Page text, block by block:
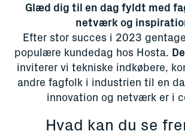
Glæd dig til en dag fyldt med
netværk og
Efter stor succes i 2023
populære kundedag hos Hosta.
inviterer vi tekniske indkøbere,
andre fagfolk i industrien til en
innovation og netværk er i
Hvad kan du se